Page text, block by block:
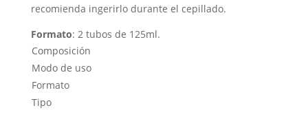
recomienda ingerirlo durante el cepillado.
Formato: 2 tubos de 125ml.
Composición
Modo de uso
Formato
Tipo